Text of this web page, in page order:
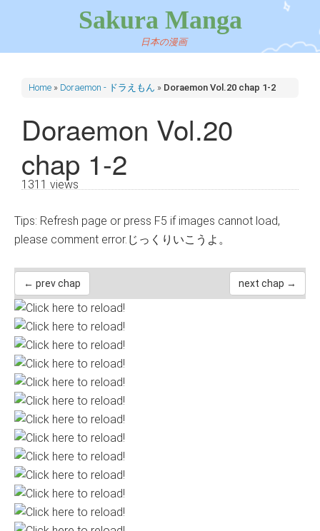
Sakura Manga
日本の漫画
Home » Doraemon - ドラえもん » Doraemon Vol.20 chap 1-2
Doraemon Vol.20
chap 1-2
1311 views
Tips: Refresh page or press F5 if images cannot load,
please comment error.じっくりいこうよ。
← prev chap next chap →